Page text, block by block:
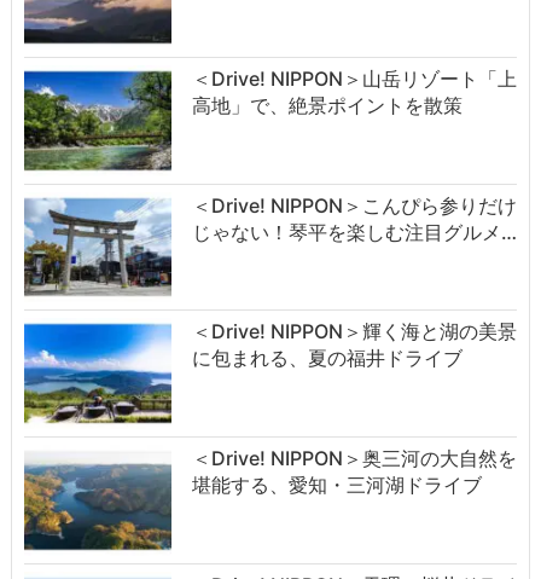
＜Drive! NIPPON＞山岳リゾート「上
高地」で、絶景ポイントを散策
＜Drive! NIPPON＞こんぴら参りだけ
じゃない！琴平を楽しむ注目グルメ…
＜Drive! NIPPON＞輝く海と湖の美景
に包まれる、夏の福井ドライブ
＜Drive! NIPPON＞奥三河の大自然を
堪能する、愛知・三河湖ドライブ